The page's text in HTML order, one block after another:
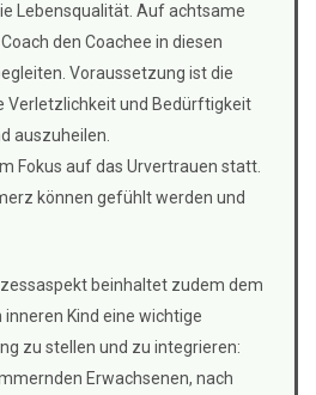
Lebensqualität. Auf achtsame
den Coachee in diesen
Voraussetzung ist die
Verletzlichkeit und Bedürftigkeit
auszuheilen.
Fokus auf das Urvertrauen statt.
können gefühlt werden und
beinhaltet zudem dem
Kind eine wichtige
zu stellen und zu integrieren:
Erwachsenen, nach